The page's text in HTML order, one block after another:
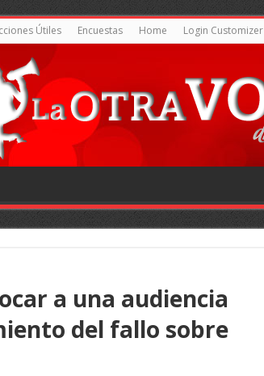
Útiles Encuestas Home Login Customizer
a una audiencia
del fallo sobre